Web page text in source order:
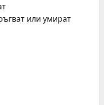
или умират